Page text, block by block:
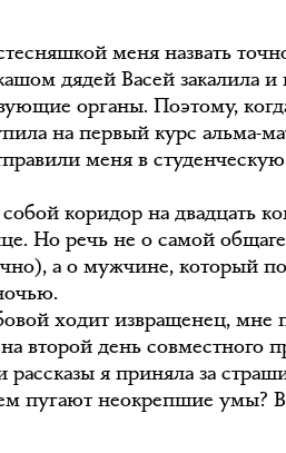
меня назвать
дядей Васей закалила и
органы. Поэтому,
на первый курс альма-
меня в
коридор на двадцать
Но речь не о самой
а о мужчине, который
ходит извращенец, мне
второй день совместного
рассказы я приняла за
пугают неокрепшие умы?